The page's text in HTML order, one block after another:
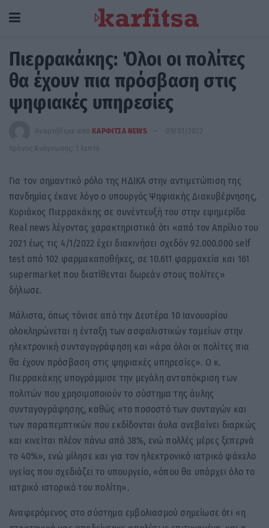
Πιερρακάκης: Όλοι οι πολίτες
θα έχουν πια πρόσβαση στις
ψηφιακές υπηρεσίες
Αναρτήθηκε από ΚΑΡΦΙΤΣΑ NEWS
09/01/2022
Χρόνος Ανάγνωσης: 1 λεπτό
Για τον σημαντικό ρόλο της ΗΔΙΚΑ στην αντιμετώπιση της
πανδημίας έκανε λόγο ο υπουργός Ψηφιακής Διακυβέρνησης,
Κυριάκος Πιερρακάκης σε συνέντευξή του στην εφημερίδα
Real news λέγοντας χαρακτηριστικά ότι «από τον Απρίλιο του
2021 έως τις 4/1/2022 έχει διακινήσει σχεδόν 92.000.000 self
test από 102 φαρμακαποθήκες, σε 10.611 φαρμακεία και 161
supermarket που διατίθενται δωρεάν στους πολίτες»
δήλωσε.
Μάλιστα, όπως τόνισε από την Δευτέρα 10 Ιανουαρίου
ολοκληρώνεται η ένταξη των ασφαλιστικών ταμείων στην
ηλεκτρονική συνταγογράφηση και «άρα όλοι οι πολίτες πια
θα έχουν πρόσβαση στις ψηφιακές υπηρεσίες». Ο κ.
Πιερρακάκης υπογράμμισε την μεγάλη ανταπόκριση των
πολιτών που χρησιμοποιούν το σύστημα της άυλης
συνταγογράφησης, καθώς «το ποσοστό των συνταγών και
των παραπεμπτικών που εκδίδονται άυλα ανεβαίνει διαρκώς
και κινείται πλέον πάνω από 38%, ενώ πολλές μέρες ξεπερνά
το 40%», ενώ μίλησε και για τον ηλεκτρονικό ιατρικό φάκελο
υγείας που σχεδιάζει το υπουργείο, «όπου θα υπάρχει όλο το
ιατρικό ιστορικό του πολίτη».
Αναφερόμενος στο σύστημα εμβολιασμού σημείωσε ότι «η